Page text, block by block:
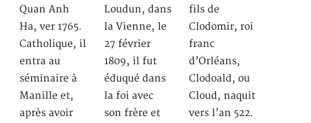
Quan Anh
Ha, ver 1765.
Catholique, il
entra au
séminaire à
Manille et,
après avoir
Loudun, dans
la Vienne, le
27 février
1809, il fut
éduqué dans
la foi avec
son frère et
fils de
Clodomir, roi
franc
d’Orléans,
Clodoald, ou
Cloud, naquit
vers l’an 522.